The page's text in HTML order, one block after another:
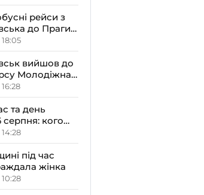
рейси з
до Праги
вийшов до
Молодіжна
2026
та день
серпня: кого
що
і які
під час
жінка